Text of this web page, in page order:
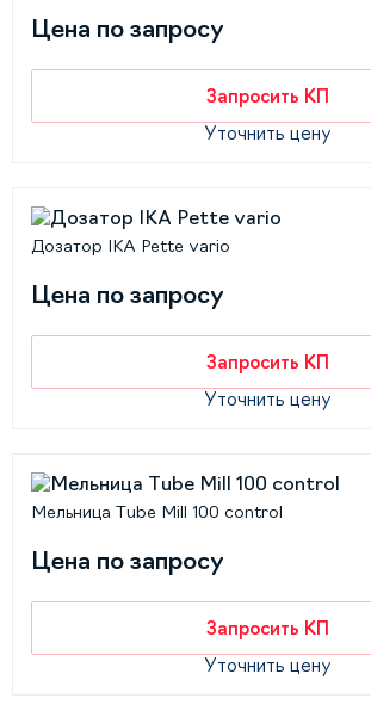
Цена по запросу
Запросить КП
Уточнить цену
Дозатор IKA Pette vario
Цена по запросу
Запросить КП
Уточнить цену
Мельница Tube Mill 100 control
Цена по запросу
Запросить КП
Уточнить цену